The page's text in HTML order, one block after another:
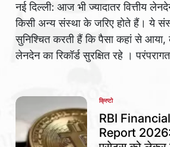
नई दिल्ली: आज भी ज्यादातर वित्तीय
किसी अन्य संस्था के जरिए होते हैं। ये
सुनिश्चित करती हैं कि पैसा कहां से
लेनदेन का रिकॉर्ड सुरक्षित रहे ।
POSTED
IN
क्रिप्टो
RBI
Report 2026: